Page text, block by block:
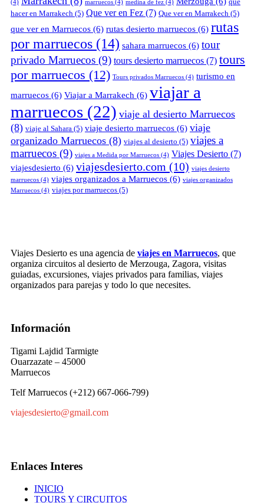
(4) marruecos (4) medina de fez (4)
hacer en Marrakech (5) Que ver en Fez (7) Que ver en Marrakech (5)
que ver en Marruecos (6) rutas desierto marruecos (6) rutas
por marruecos (14) sahara marruecos (6) tour
privado Marruecos (9) tours desierto marruecos (7) tours
por marruecos (12) Tours privados Marruecos (4) turismo en
marruecos (6) Viajar a Marrakech (6) viajar a
marruecos (22) viaje al desierto Marruecos
(8) viaje al Sahara (5) viaje desierto marruecos (6) viaje
organizado Marruecos (8) viajes al desierto (5) viajes a
marruecos (9) viajes a Medida por Marruecos (4) Viajes Desierto (7)
viajesdesierto (6) viajesdesierto.com (10) viajes desierto
marruecos (4) viajes organizados a Marruecos (6) viajes organizados
Marruecos (4) viajes por marruecos (5)
Viajes Desierto es una agencia de viajes en Marruecos, que
organiza circuitos al desierto de Merzouga, Zagora, visitas
guiadas, excursiones, viajes privados para familias, viajes
organizados para parejas y todo lo que necesites.
Información
Tigami Lajdid Tarmigte
Ouarzazate – 45000
Marruecos
Telf Marruecos (+212) 667-066-799)
viajesdesierto@gmail.com
Enlaces Interes
INICIO
TOURS Y CIRCUITOS